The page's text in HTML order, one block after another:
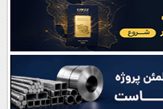
و هوا
زندگی